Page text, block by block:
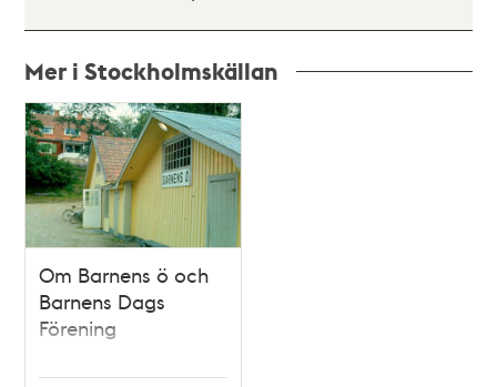
Mer i Stockholmskällan
Relaterade
poster
och
teman
Om Barnens ö och
Barnens Dags
Förening